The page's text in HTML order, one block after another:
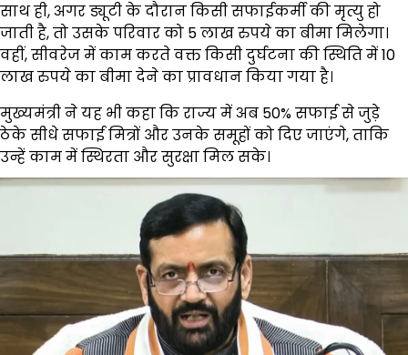
साथ ही, अगर ड्यूटी के दौरान किसी सफाईकर्मी की मृत्यु हो
जाती है, तो उसके परिवार को 5 लाख रुपये का बीमा मिलेगा।
वहीं, सीवरेज में काम करते वक्त किसी दुर्घटना की स्थिति में 10
लाख रुपये का बीमा देने का प्रावधान किया गया है।
मुख्यमंत्री ने यह भी कहा कि राज्य में अब 50% सफाई से जुड़े
ठेके सीधे सफाई मित्रों और उनके समूहों को दिए जाएंगे, ताकि
उन्हें काम में स्थिरता और सुरक्षा मिल सके।